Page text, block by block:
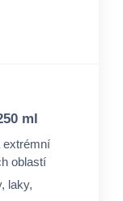
ml
extrémní
oblastí
laky,